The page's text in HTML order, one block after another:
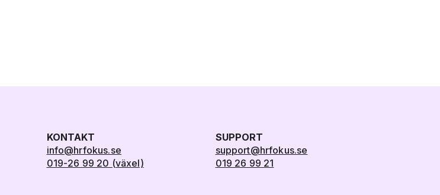
KONTAKT
info@hrfokus.se
019-26 99 20 (växel)
SUPPORT
support@hrfokus.se
019 26 99 21